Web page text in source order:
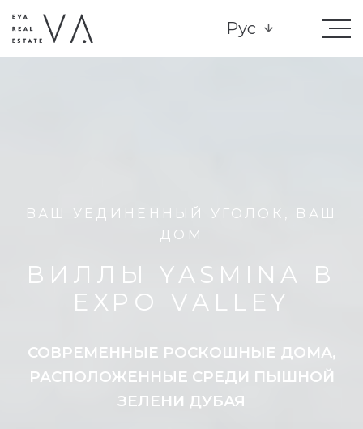
Рус
ВАШ УЕДИНЕННЫЙ УГОЛОК, ВАШ
ДОМ
ВИЛЛЫ YASMINA В
EXPO VALLEY
СОВРЕМЕННЫЕ РОСКОШНЫЕ ДОМА,
РАСПОЛОЖЕННЫЕ СРЕДИ ПЫШНОЙ
ЗЕЛЕНИ ДУБАЯ